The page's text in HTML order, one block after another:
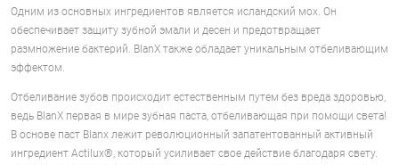
Одним из основных ингредиентов является исландский мох. Он
обеспечивает защиту зубной эмали и десен и предотвращает
размножение бактерий. BlanX также обладает уникальным отбеливающим
эффектом.
Отбеливание зубов происходит естественным путем без вреда здоровью,
ведь BlanX первая в мире зубная паста, отбеливающая при помощи света!
В основе паст Blanx лежит революционный запатентованный активный
ингредиент Actilux®, который усиливает свое действие благодаря свету.